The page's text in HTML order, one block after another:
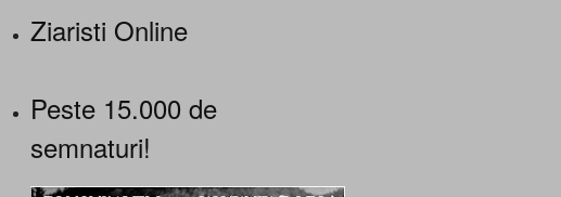
Ziaristi Online
Peste 15.000 de
semnaturi!